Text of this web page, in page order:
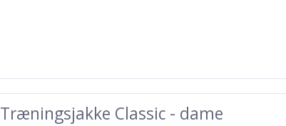
Træningsjakke Classic - dame